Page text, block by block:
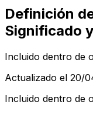
Definición
Significado
Incluido dentro de
Actualizado el 20/
Incluido dentro de